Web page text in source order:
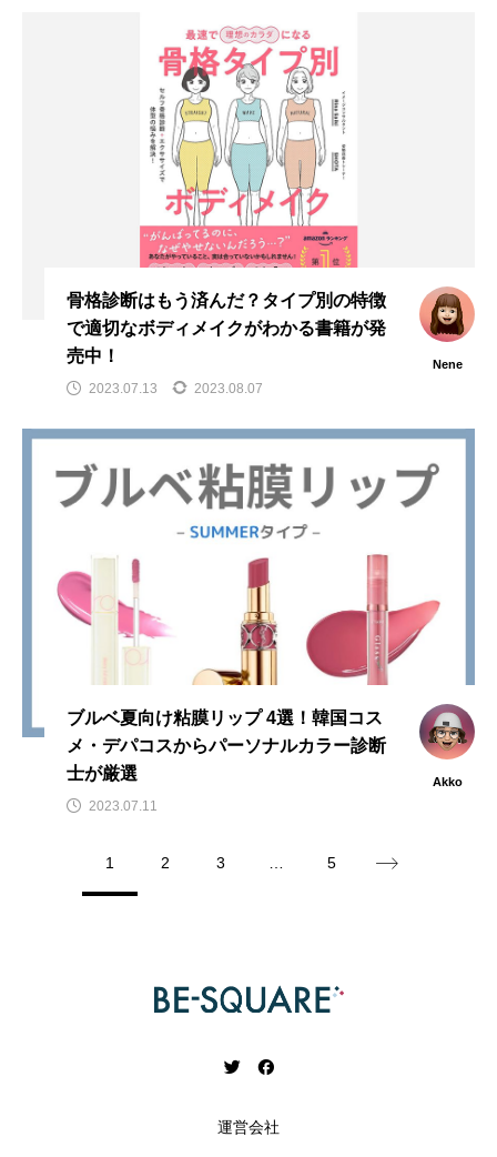
骨格診断はもう済んだ？タイプ別の特徴
で適切なボディメイクがわかる書籍が発
売中！
Nene
2023.07.13 2023.08.07
ブルベ夏向け粘膜リップ 4選！韓国コス
メ・デパコスからパーソナルカラー診断
士が厳選
Akko
2023.07.11
1 2 3 5
運営会社